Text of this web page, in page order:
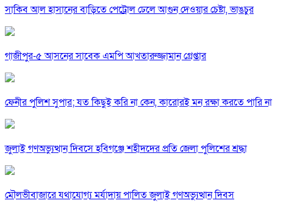
সাকিব আল হাসানের বাড়িতে পেট্রোল ঢেলে আগুন দেওয়ার চেষ্টা, ভাঙচুর
গাজীপুর-৫ আসনের সাবেক এমপি আখতারুজ্জামান গ্রেপ্তার
ফেনীর পুলিশ সুপার; যত কিছুই করি না কেন, কারোরই মন রক্ষা করতে পারি না
জুলাই গণঅভ্যুত্থান দিবসে হবিগঞ্জে শহীদদের প্রতি জেলা পুলিশের শ্রদ্ধা
মৌলভীবাজারে যথাযোগ্য মর্যাদায় পালিত জুলাই গণঅভ্যুত্থান দিবস